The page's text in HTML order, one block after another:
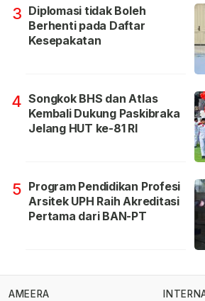
3 Diplomasi tidak Boleh
Berhenti pada Daftar
Kesepakatan
4 Songkok BHS dan Atlas
Kembali Dukung Paskibraka
Jelang HUT ke-81 RI
5 Program Pendidikan Profesi
Arsitek UPH Raih Akreditasi
Pertama dari BAN-PT
AMEERA